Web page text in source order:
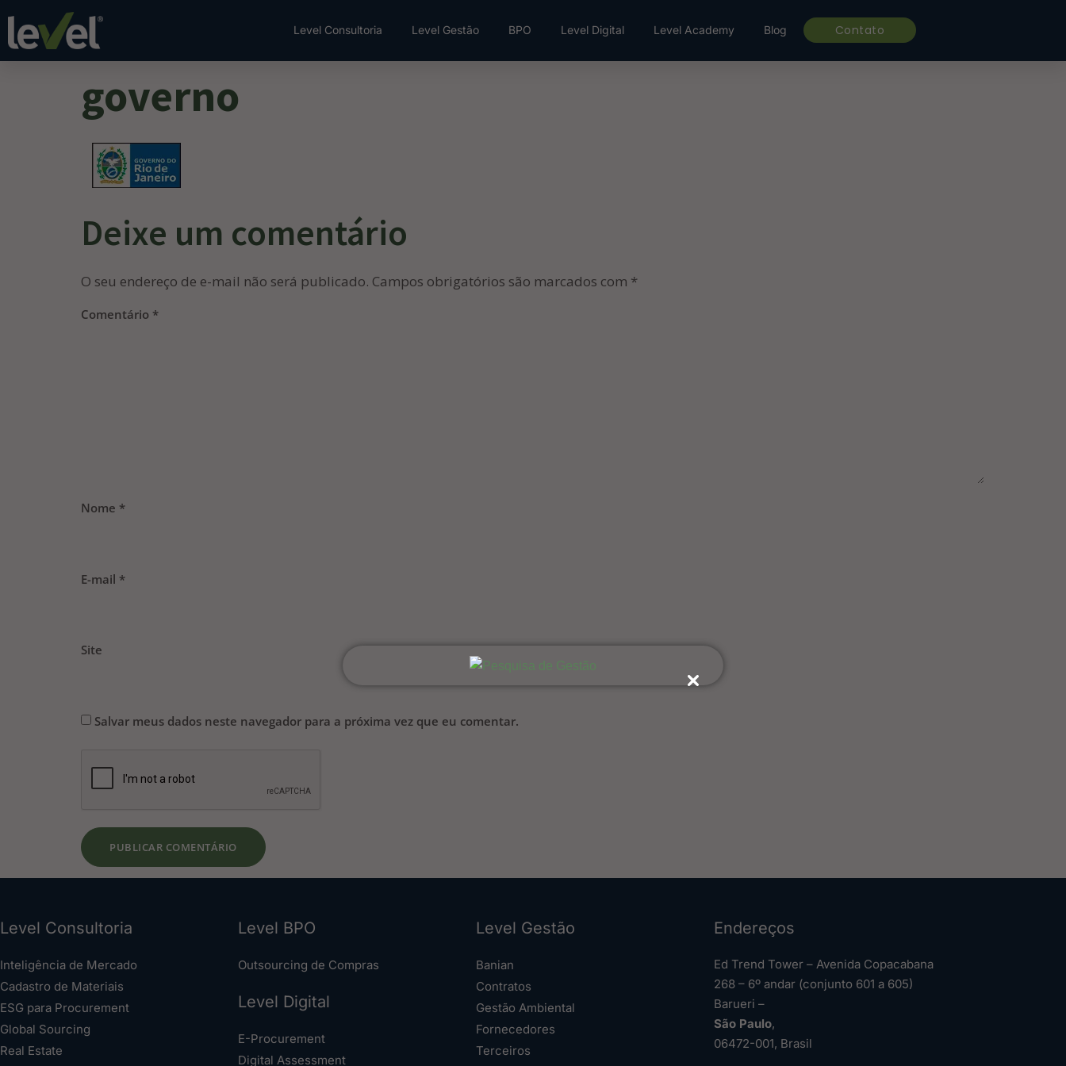
Level Consultoria Level Gestão BPO Level Digital Level Academy Blog Contato
governo
Deixe um comentário
O seu endereço de e-mail não será publicado. Campos obrigatórios são marcados com *
Comentário *
Nome *
E-mail *
Site
Salvar meus dados neste navegador para a próxima vez que eu comentar.
Level Consultoria
Inteligência de Mercado
Cadastro de Materiais
ESG para Procurement
Global Sourcing
Real Estate
Level BPO
Outsourcing de Compras
Level Digital
E-Procurement
Digital Assessment
Level Gestão
Banian
Contratos
Gestão Ambiental
Fornecedores
Terceiros
Endereços
Ed Trend Tower – Avenida Copacabana
268 – 6º andar (conjunto 601 a 605)
Barueri –
São Paulo,
06472-001, Brasil